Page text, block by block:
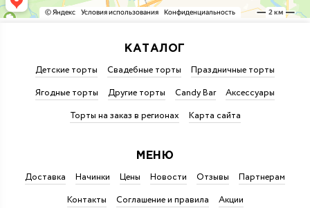
КАТАЛОГ
Детские торты Свадебные торты
Праздничные торты
Ягодные торты
Другие торты Candy Bar
Аксессуары
Торты на заказ в регионах
Карта сайта
МЕНЮ
Доставка Начинки Цены Новости Отзывы
Партнерам
Контакты
Соглашение и правила Акции